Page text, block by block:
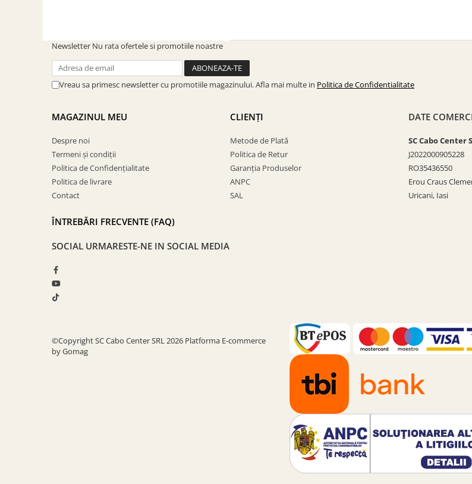
ȘEMINEE ȘI ÎNCĂLZITOARE DE
Newsletter Nu rata ofertele si promotiile noastre
Vreau sa primesc newsletter cu promotiile magazinului. Afla mai multe in Politica de Confidentialitate
MAGAZINUL MEU
Despre noi
Termeni și condiții
Politica de Confidențialitate
Politica de livrare
Contact
ÎNTREBĂRI FRECVENTE (FAQ)
CLIENȚI
Metode de Plată
Politica de Retur
Garanția Produselor
ANPC
SAL
DATE
SC Cabo Center
J2022000905228
RO35436550
Erou Craus
Uricani, Iasi
SOCIAL URMARESTE-NE IN SOCIAL MEDIA
©Copyright SC Cabo Center SRL 2026 Platforma E-commerce
by Gomag